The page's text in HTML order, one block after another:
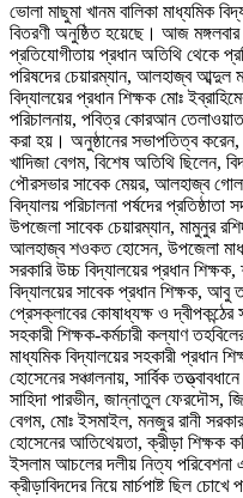
ভোলা মাছুমা খানম বালিকা মাধ্যমিক
বিতরণী অনুষ্ঠিত হয়েছে। আজ
প্রতিযোগীতায় প্রধান অতিথি থেকে
পরিষদের চেয়ারম্যান, আলহাজ্ব আব্দুল
বিদ্যালয়ের প্রধান শিক্ষক মোঃ
পরিচালনায়, পবিত্র কোরআন
করা হয়। অনুষ্ঠানের সভাপতিত্ব করেন,
খাদিজা বেগম, বিশেষ অতিথি ছিলেন,
পৌরসভার সাবেক মেয়র, আলহাজ্ব
বিদ্যালয় পরিচালনা পর্ষদের
উপজেলা সাবেক চেয়ারম্যান, মামুনুর
আলহাজ্ব শওকত হোসেন, উপজেলা
সরকারি উচ্চ বিদ্যালয়ের প্রধান
বিদ্যালয়ের সাবেক প্রধান শিক্ষক,
প্রেসক্লাবের কোষাধ্যক্ষ ও
সহকারী শিক্ষক-কর্মচারী কল্যাণ
মাধ্যমিক বিদ্যালয়ের সহকারী প্রধান
হোসেনের সঞ্চালনায়, সার্বিক
সাহিদা পারভীন, জান্নাতুল
বেগম, মোঃ ইসমাইল, মনজুর রানী
হোসেনের আতিথেয়তা, ক্রীড়া শিক্ষক
ইসলাম আচলের দলীয় নিত্য
ক্রীড়াবিদদের নিয়ে মার্চপাষ্ট ছিল চোখে